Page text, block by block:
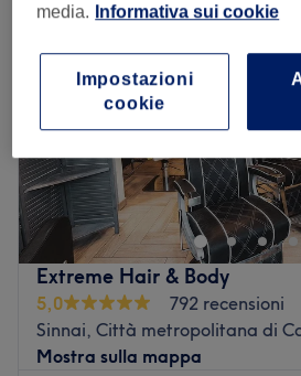
Extreme Hair & Body
5,0
792 recensioni
Sinnai, Città metropolitana di
Mostra sulla mappa
media. Informativa sui cookie
Impostazioni
cookie